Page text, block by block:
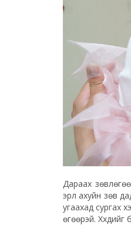
Дараах
эрүүл ахуйн зөв
угаахад сургах
өгөөрэй.